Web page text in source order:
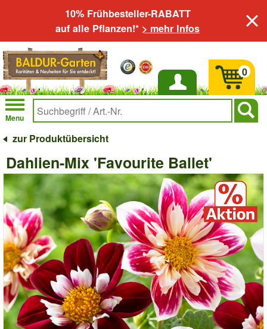
10% Frühbesteller-RABATT
auf alle Pflanzen!* > mehr Infos
Anmelden
Menu
0
zur Produktübersicht
Dahlien-Mix 'Favourite Ballet'